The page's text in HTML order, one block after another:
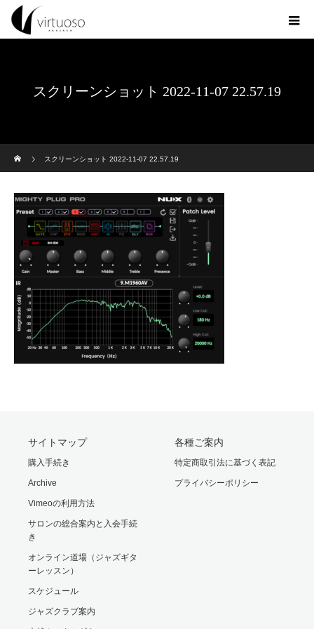
スクリーンショット 2022-11-07 22.57.19
スクリーンショット 2022-11-07 22.57.19
サイトマップ
購入手続き
Archive
Vimeoの利用方法
サロンの総合案内と入会手続
き
オンライン道場（ジャズギタ
ーレッスン）
スケジュール
ジャズクラブ案内
各種ご案内
特定商取引法に基づく表記
プライバシーポリシー